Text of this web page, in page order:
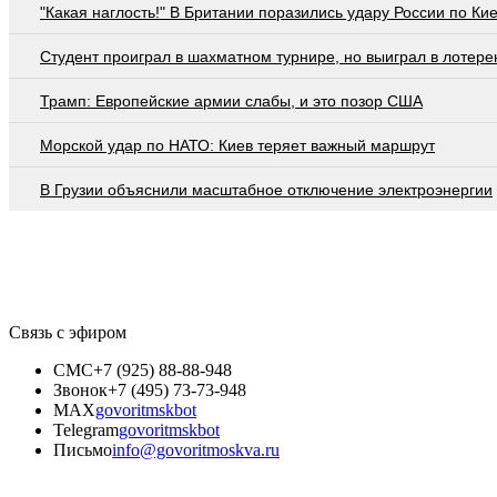
"Какая наглость!" В Британии поразились удару России по
Студент проиграл в шахматном турнире, но выиграл в
Трамп: Европейские армии слабы, и это позор США
Морской удар по НАТО: Киев теряет важный маршрут
В Грузии объяснили масштабное отключение электроэнергии
Связь с эфиром
СМС+7 (925) 88-88-948
Звонок+7 (495) 73-73-948
MAXgovoritmskbot
Telegramgovoritmskbot
Письмоinfo@govoritmoskva.ru